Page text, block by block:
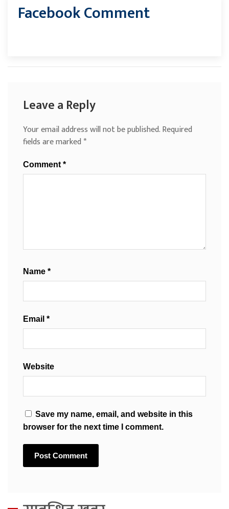
Facebook Comment
Leave a Reply
Your email address will not be published.Required
fields are marked*
Comment *
Name *
Email *
Website
Save my name, email, and website in this
browser for the next time I comment.